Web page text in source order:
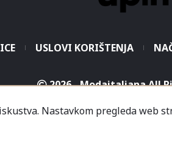
Nastavkom pregleda web
USLOVI KORIŠTENJA
2026 - Modaitaliana All
- Sjedište poduzeća je unutar